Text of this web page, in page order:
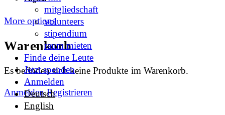
More options
Warenkorb
Es befinden sich keine Produkte im Warenkorb.
Anmelden Registrieren
mitgliedschaft
volunteers
stipendium
raum mieten
Finde deine Leute
Jetzt spenden
Anmelden
Deutsch
English